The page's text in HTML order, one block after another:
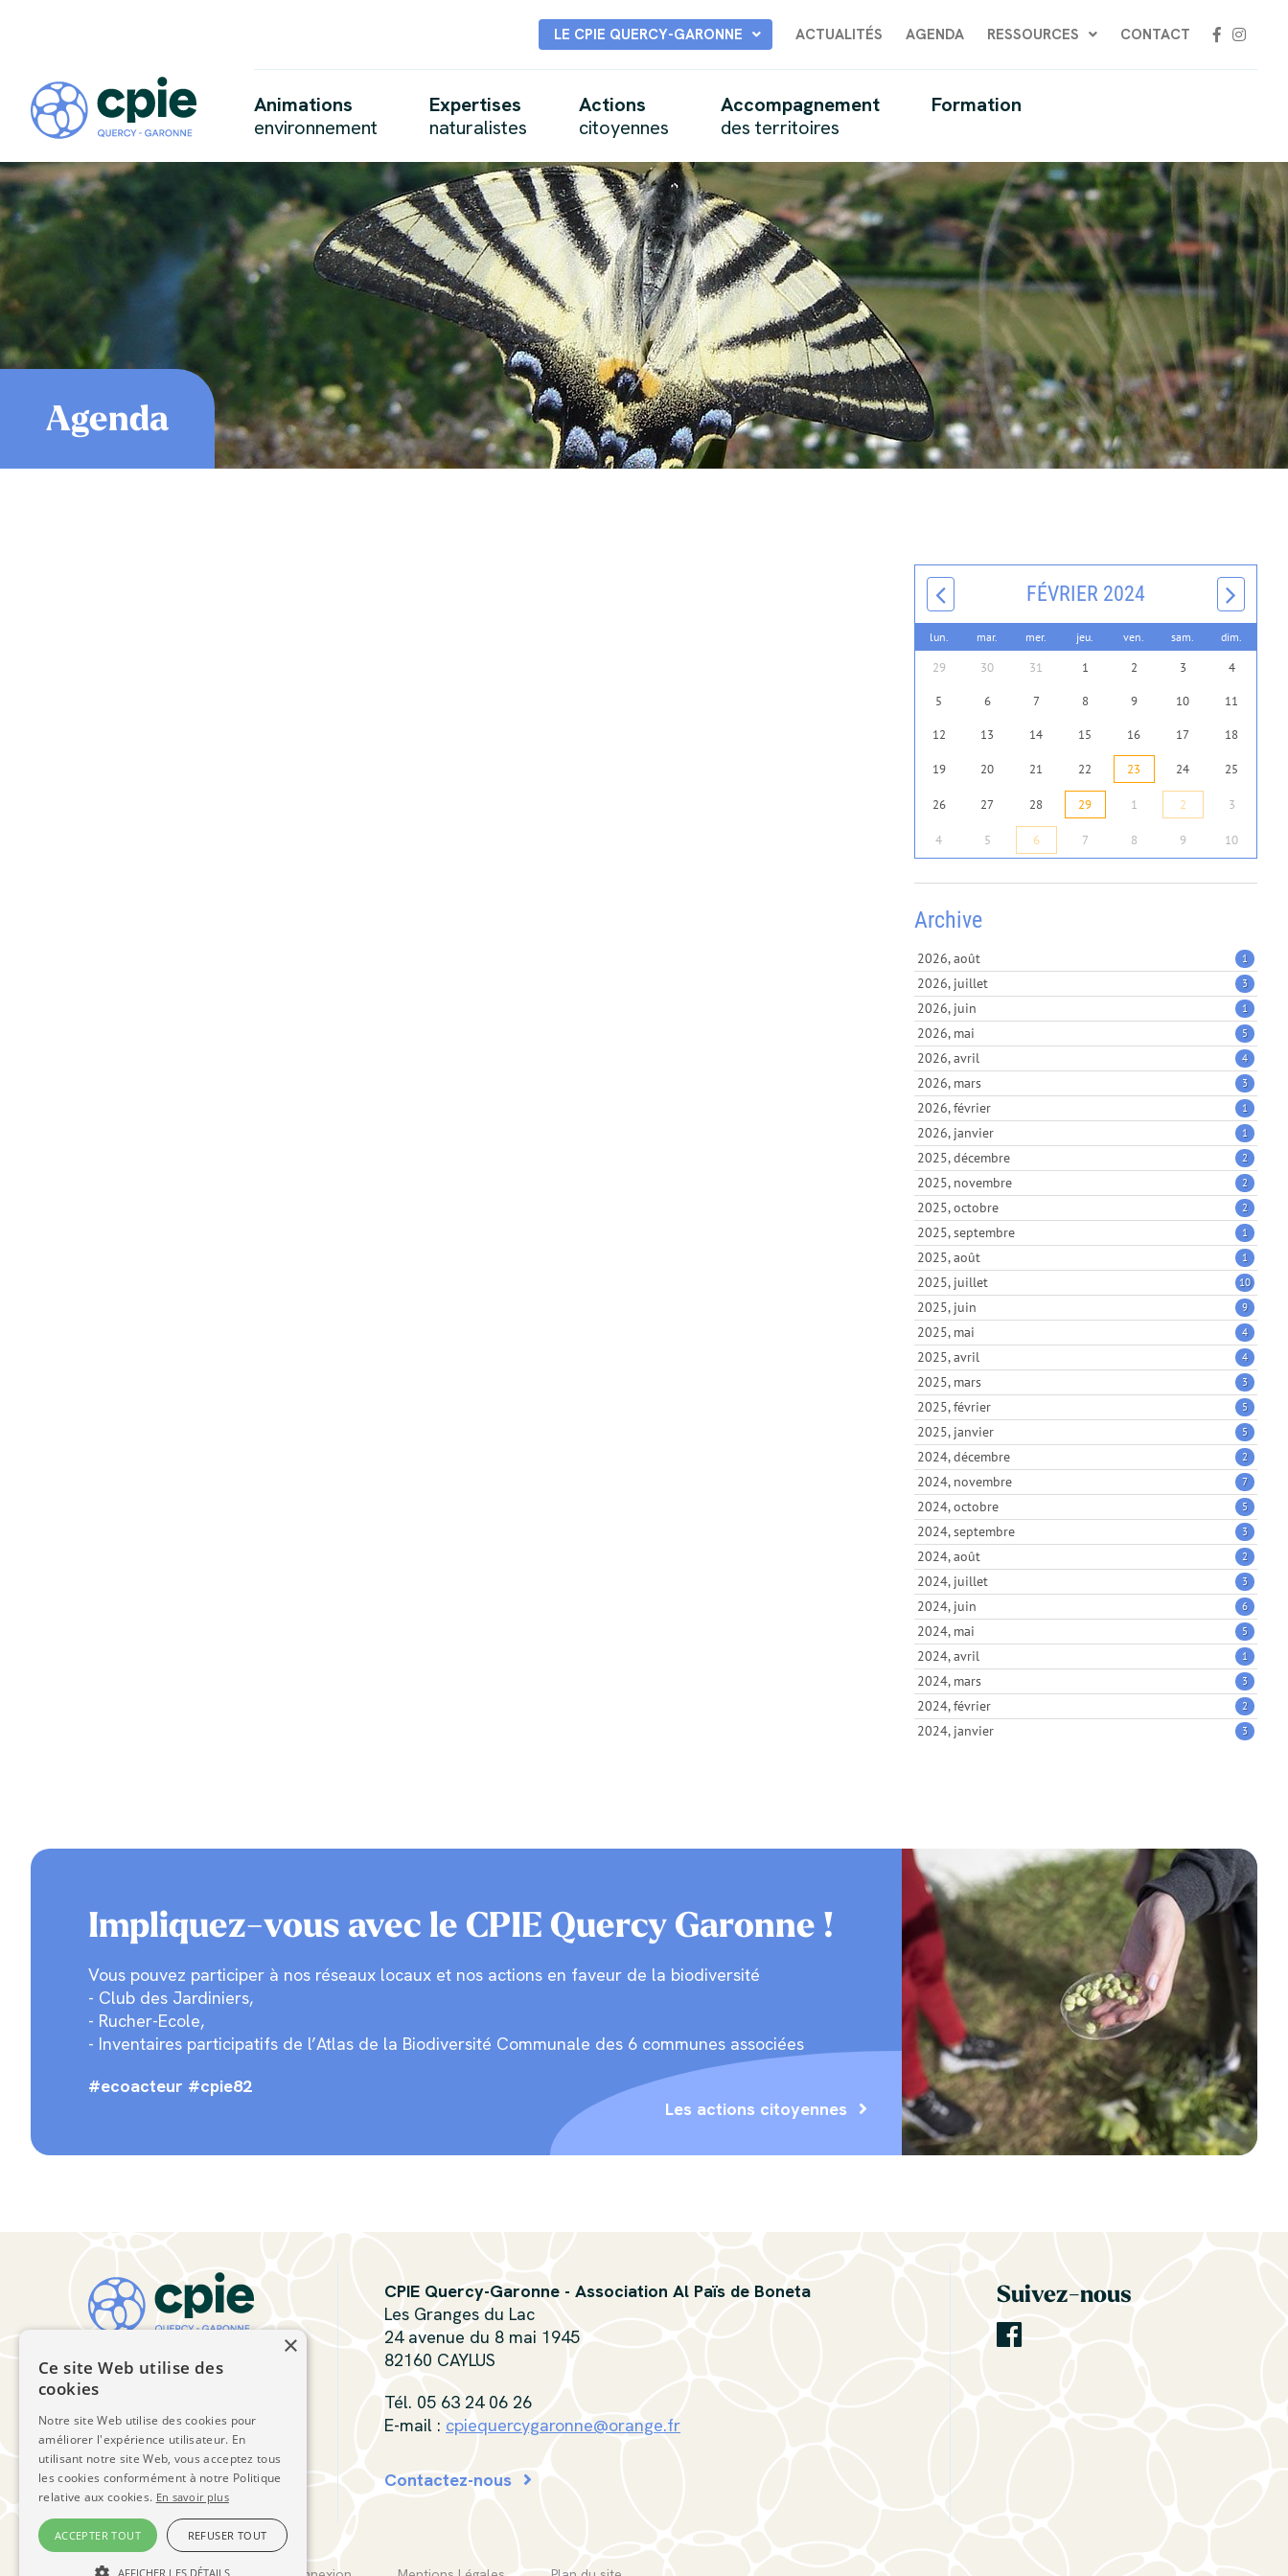
LE CPIE QUERCY-GARONNE ACTUALITÉS AGENDA RESSOURCES CONTACT
Animations
environnement
Expertises
naturalistes
Actions
citoyennes
Accompagnement
des territoires
Formation
Agenda
FÉVRIER 2024
lun. mar. mer. jeu. ven. sam. dim.
29 30 31 1 2 3 4
5 6 7 8 9 10 11
12 13 14 15 16 17 18
19 20 21 22 23 24 25
26 27 28 29 1 2 3
4 5 6 7 8 9 10
Archive
2026, août 1
2026, juillet 3
2026, juin 1
2026, mai 5
2026, avril 4
2026, mars 3
2026, février 1
2026, janvier 1
2025, décembre 2
2025, novembre 2
2025, octobre 2
2025, septembre 1
2025, août 1
2025, juillet 10
2025, juin 9
2025, mai 4
2025, avril 4
2025, mars 3
2025, février 5
2025, janvier 5
2024, décembre 2
2024, novembre 7
2024, octobre 5
2024, septembre 3
2024, août 2
2024, juillet 3
2024, juin 6
2024, mai 5
2024, avril 1
2024, mars 3
2024, février 2
2024, janvier 3
Impliquez-vous avec le CPIE Quercy Garonne !
Vous pouvez participer à nos réseaux locaux et nos actions en faveur de la biodiversité
- Club des Jardiniers,
- Rucher-Ecole,
- Inventaires participatifs de l’Atlas de la Biodiversité Communale des 6 communes associées
#ecoacteur #cpie82
Les actions citoyennes
CPIE Quercy-Garonne - Association Al Païs de Boneta
Les Granges du Lac
24 avenue du 8 mai 1945
82160 CAYLUS
Tél. 05 63 24 06 26
E-mail : cpiequercygaronne@orange.fr
Contactez-nous
Suivez-nous
×
Ce site Web utilise des
cookies
Notre site Web utilise des cookies pour
améliorer l'expérience utilisateur. En
utilisant notre site Web, vous acceptez tous
les cookies conformément à notre Politique
relative aux cookies. En savoir plus
ACCEPTER TOUT REFUSER TOUT
AFFICHER LES DÉTAILS